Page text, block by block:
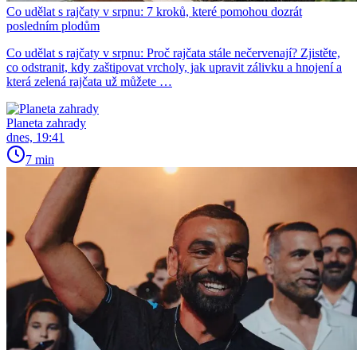
Co udělat s rajčaty v srpnu: 7 kroků, které pomohou dozrát
posledním plodům
Co udělat s rajčaty v srpnu: Proč rajčata stále nečervenají? Zjistěte,
co odstranit, kdy zaštipovat vrcholy, jak upravit zálivku a hnojení a
která zelená rajčata už můžete …
Planeta zahrady
dnes, 19:41
7 min